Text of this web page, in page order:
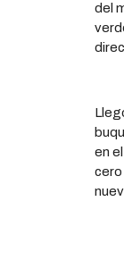
del
en
cero